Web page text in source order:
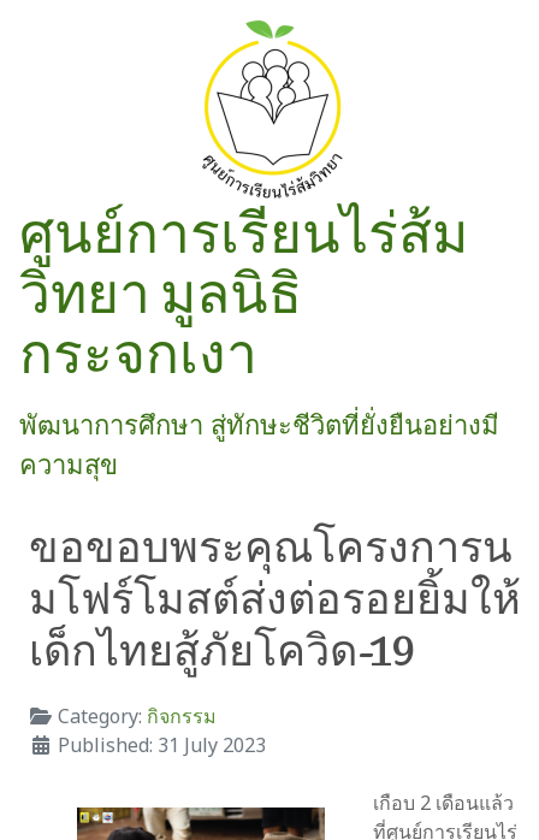
ศูนย์การเรียนไร่ส้ม
วิทยา มูลนิธิ
กระจกเงา
พัฒนาการศึกษา สู่ทักษะชีวิตที่ยั่งยืนอย่างมี
ความสุข
ขอขอบพระคุณโครงการน
มโฟร์โมสต์ส่งต่อรอยยิ้มให้
เด็กไทยสู้ภัยโควิด-19
Category: กิจกรรม
Published: 31 July 2023
เกือบ 2 เดือนแล้ว
ที่ศูนย์การเรียนไร่